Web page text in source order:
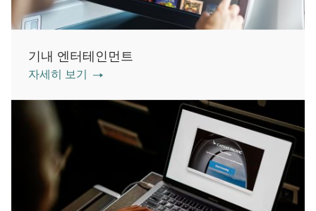
기내 엔터테인먼트
자세히 보기